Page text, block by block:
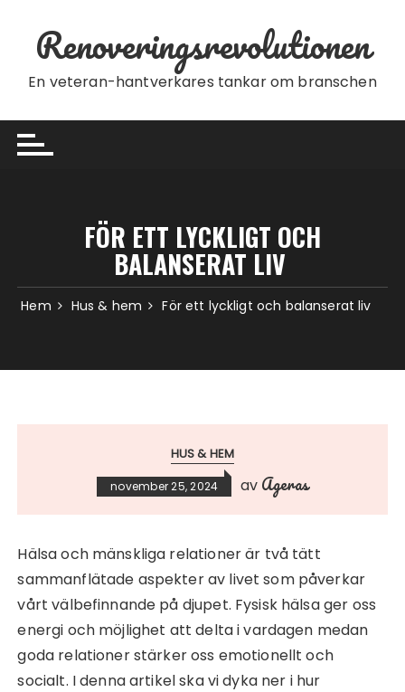
Renoveringsrevolutionen
En veteran-hantverkares tankar om branschen
FÖR ETT LYCKLIGT OCH
BALANSERAT LIV
Hem Hus & hem För ett lyckligt och balanserat liv
HUS & HEM
november 25, 2024 av Ageras
Hälsa och mänskliga relationer är två tätt
sammanflätade aspekter av livet som påverkar
vårt välbefinnande på djupet. Fysisk hälsa ger oss
energi och möjlighet att delta i vardagen medan
goda relationer stärker oss emotionellt och
socialt. I denna artikel ska vi dyka ner i hur